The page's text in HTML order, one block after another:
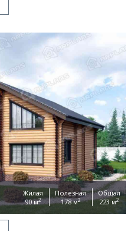
Жилая
90 м2
Полезная
178 м2
Общая
223 м2